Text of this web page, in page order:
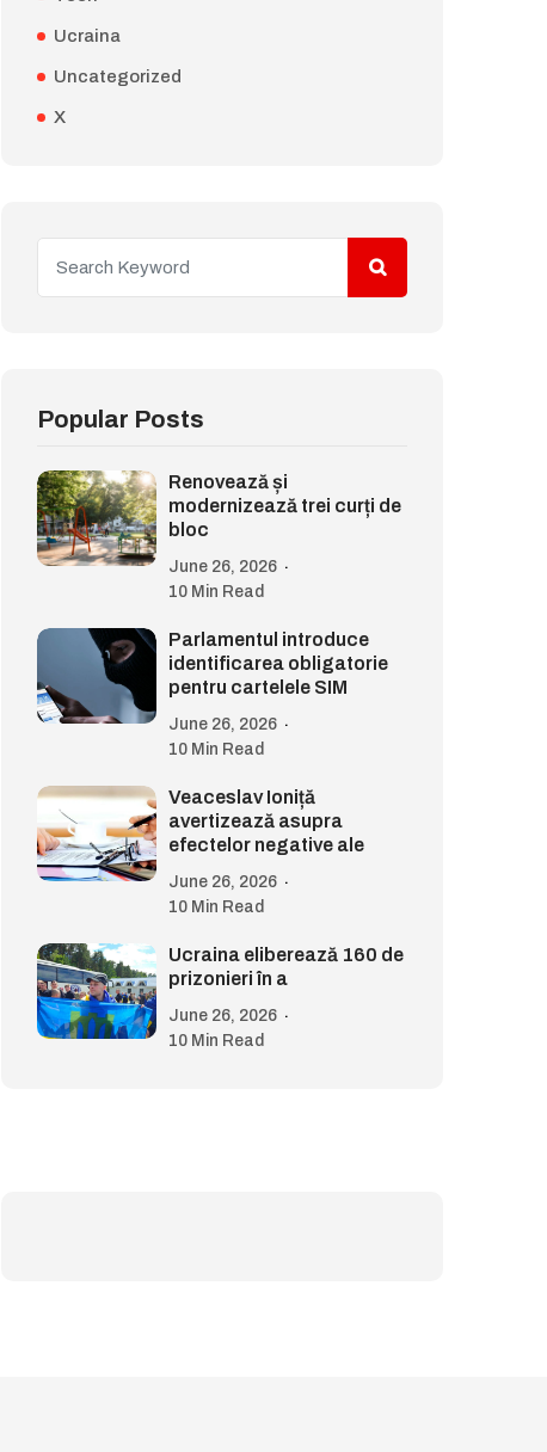
Ucraina
Uncategorized
X
Popular Posts
Renovează și
modernizează trei curți de
bloc
June 26, 2026
10 Min Read
Parlamentul introduce
identificarea obligatorie
pentru cartelele SIM
June 26, 2026
10 Min Read
Veaceslav Ioniță
avertizează asupra
efectelor negative ale
June 26, 2026
10 Min Read
Ucraina eliberează 160 de
prizonieri în a
June 26, 2026
10 Min Read